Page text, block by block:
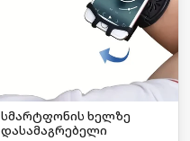
სმარტფონის ხელზე
დასამაგრებელი